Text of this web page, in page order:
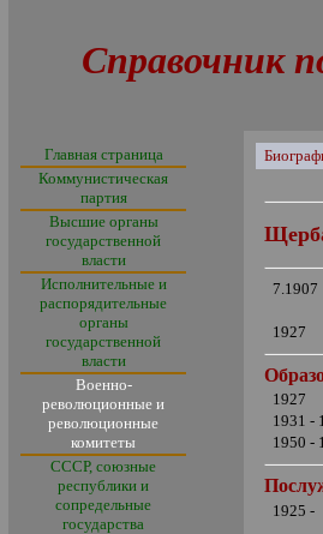
Справочник
Главная страница
Коммунистическая
партия
Высшие органы
государственной
власти
Исполнительные и
распорядительные
органы
государственной
власти
Военно-
революционные и
революционные
комитеты
СССР, союзные
республики и
сопредельные
государства
7.1907
1927
1927
1931 -
1950 -
1925 -